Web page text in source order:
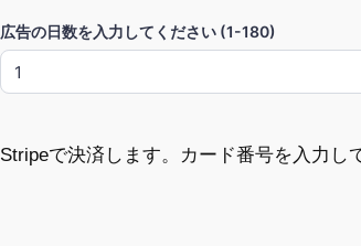
広告の日数を入力してください (1-180)
Stripeで決済します。カード番号を入力し